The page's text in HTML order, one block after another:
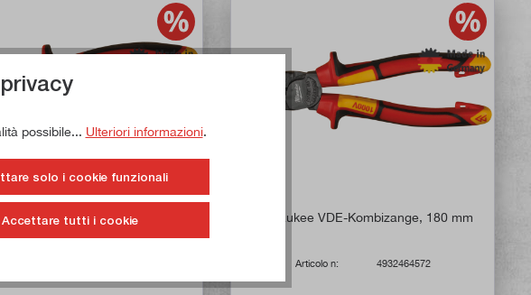
VDE-Kombizange, 165 mm Milwaukee VDE-Kombizange, 180 mm
Articolo n: 4932464572
possibile... Ulteriori informazioni.
solo i cookie funzionali
Accettare tutti i cookie